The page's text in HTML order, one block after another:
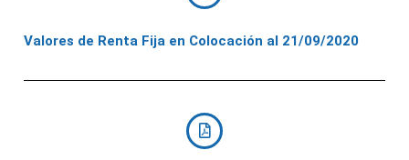
Valores de Renta Fija en Colocación al 21/09/2020